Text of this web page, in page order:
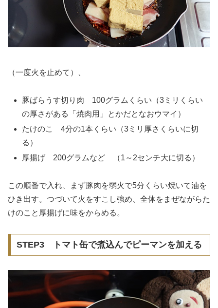
（一度火を止めて）、
豚ばらうす切り肉 100グラムくらい（3ミリくらい
の厚さがある「焼肉用」とかだとなおウマイ）
たけのこ 4分の1本くらい（3ミリ厚さくらいに切
る）
厚揚げ 200グラムなど （1～2センチ大に切る）
この順番で入れ、まず豚肉を弱火で5分くらい焼いて油を
ひき出す。つづいて火をすこし強め、全体をまぜながらた
けのこと厚揚げに味をからめる。
STEP3 トマト缶で煮込んでピーマンを加える